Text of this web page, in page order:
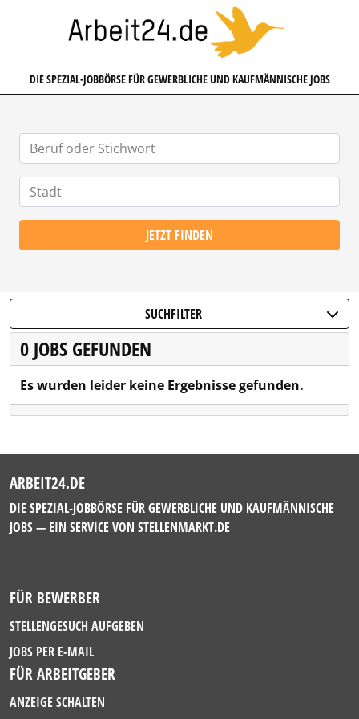
ARBEIT24.DE
DIE SPEZIAL-JOBBÖRSE FÜR GEWERBLICHE UND KAUFMÄNNISCHE JOBS
JETZT FINDEN
SUCHFILTER
0 JOBS GEFUNDEN
Es wurden leider keine Ergebnisse gefunden.
ARBEIT24.DE
DIE SPEZIAL-JOBBÖRSE FÜR GEWERBLICHE UND KAUFMÄNNISCHE
JOBS — EIN SERVICE VON STELLENMARKT.DE
FÜR BEWERBER
STELLENGESUCH AUFGEBEN
JOBS PER E-MAIL
FÜR ARBEITGEBER
ANZEIGE SCHALTEN